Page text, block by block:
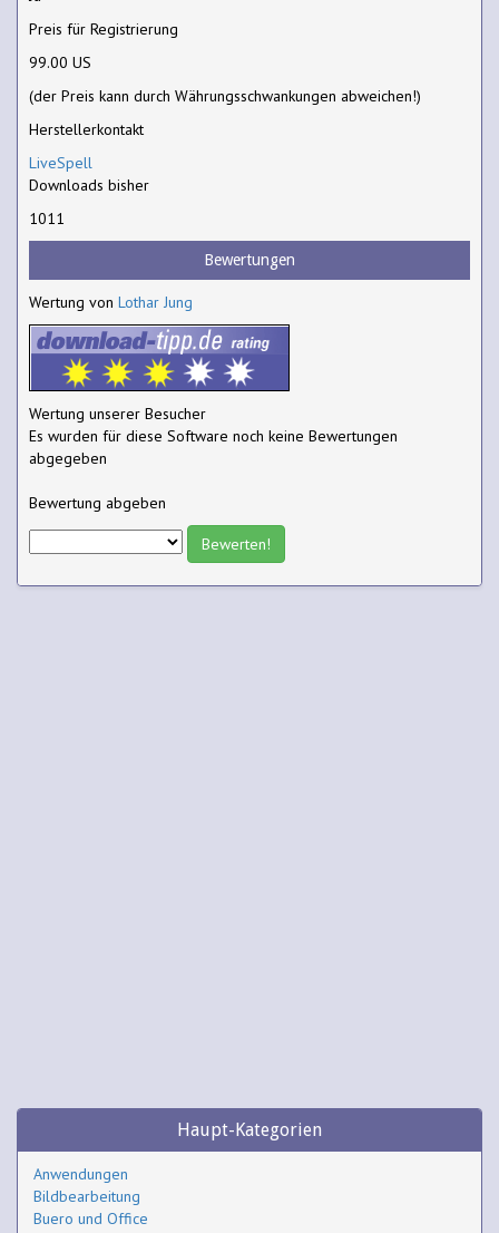
Preis für Registrierung
99.00 US
(der Preis kann durch Währungsschwankungen abweichen!)
Herstellerkontakt
LiveSpell
Downloads bisher
1011
Bewertungen
Wertung von Lothar Jung
Wertung unserer Besucher
Es wurden für diese Software noch keine Bewertungen
abgegeben
Bewertung abgeben
Haupt-Kategorien
Anwendungen
Bildbearbeitung
Buero und Office